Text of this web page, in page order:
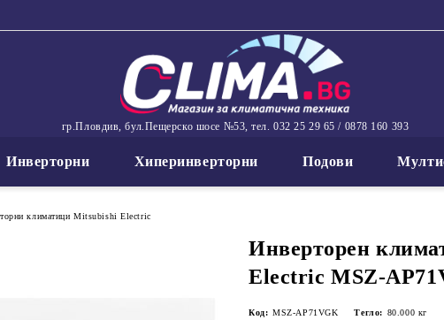
гр.Пловдив, бул.Пещерско шосе №53, тел. 032 25 29 65 / 0878 160 393
Инверторни Хиперинверторни Подови
климатици Mitsubishi Electric
Инверторен
Electric MSZ-
Код: MSZ-AP71VGK Тегло: 80.000 кг